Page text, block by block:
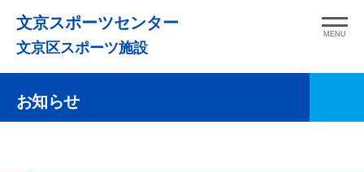
へ
文京スポーツセンター
文京区スポーツ施設
MENU
お知らせ